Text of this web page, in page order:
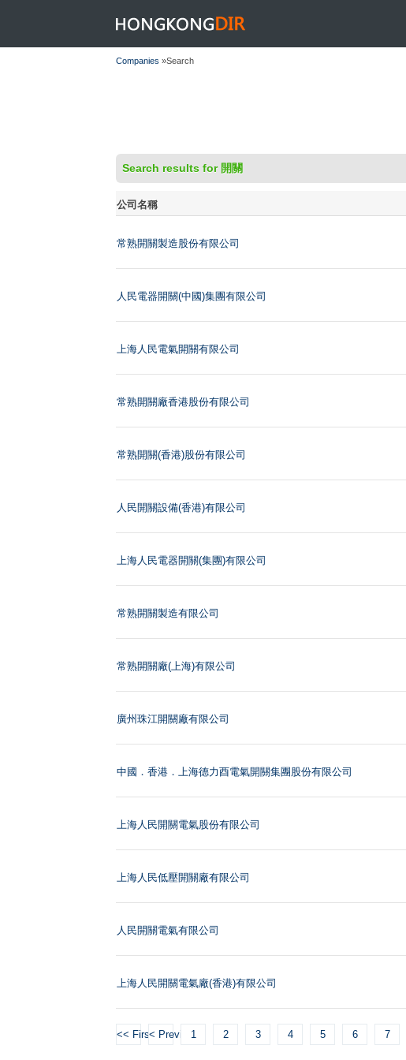
HONGKONGDIR
Companies »Search
Search results for 開關
公司名稱
常熟開關製造股份有限公司
人民電器開關(中國)集團有限公司
上海人民電氣開關有限公司
常熟開關廠香港股份有限公司
常熟開關(香港)股份有限公司
人民開關設備(香港)有限公司
上海人民電器開關(集團)有限公司
常熟開關製造有限公司
常熟開關廠(上海)有限公司
廣州珠江開關廠有限公司
中國．香港．上海德力酉電氣開關集團股份有限公司
上海人民開關電氣股份有限公司
上海人民低壓開關廠有限公司
人民開關電氣有限公司
上海人民開關電氣廠(香港)有限公司
<< First< Previous1 2 3 4 5 6 7